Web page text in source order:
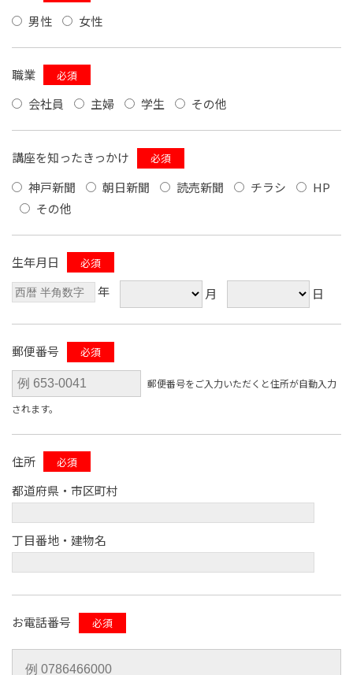
男性 女性
職業 必須
会社員 主婦 学生 その他
講座を知ったきっかけ 必須
神戸新聞 朝日新聞 読売新聞 チラシ
HP
その他
生年月日 必須
年 月 日
郵便番号 必須
郵便番号をご入力いただくと住所が自動入力
されます。
住所 必須
都道府県・市区町村
丁目番地・建物名
お電話番号 必須